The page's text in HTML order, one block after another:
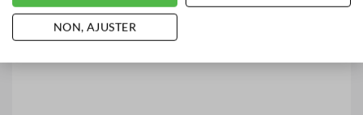
NON, AJUSTER